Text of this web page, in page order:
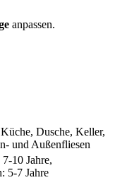
anpassen.
Dusche, Keller,
und Außenfliesen
10 Jahre,
5-7 Jahre